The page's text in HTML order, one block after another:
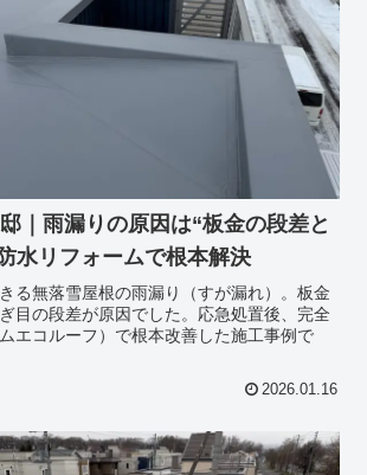
｜雨漏りの原因は“板金の段差と
水リフォームで根本解決
る無落雪屋根の雨漏り（すが漏れ）。板金
目の段差が原因でした。応急処置後、完全
エコルーフ）で根本改善した施工事例で
2026.01.16